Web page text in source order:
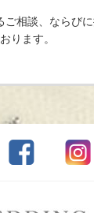
相談、ならび
ります。